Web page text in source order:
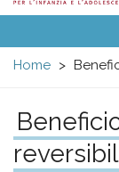
di
menu
Temi
Attività
Home